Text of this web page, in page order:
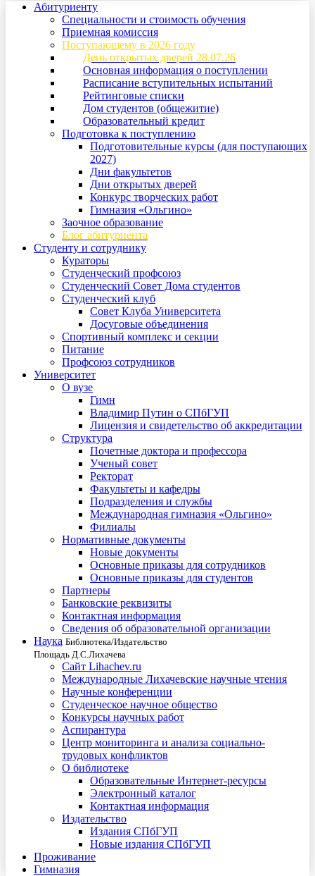
Абитуриенту
Специальности и стоимость обучения
Приемная комиссия
Поступающему в 2026 году
День открытых дверей 28.07.26
Основная информация о поступлении
Расписание вступительных испытаний
Рейтинговые списки
Дом студентов (общежитие)
Образовательный кредит
Подготовка к поступлению
Подготовительные курсы (для поступающих
2027)
Дни факультетов
Дни открытых дверей
Конкурс творческих работ
Гимназия «Ольгино»
Заочное образование
Блог абитуриента
Студенту и сотруднику
Кураторы
Студенческий профсоюз
Студенческий Совет Дома студентов
Студенческий клуб
Совет Клуба Университета
Досуговые объединения
Спортивный комплекс и секции
Питание
Профсоюз сотрудников
Университет
О вузе
Гимн
Владимир Путин о СПбГУП
Лицензия и свидетельство об аккредитации
Структура
Почетные доктора и профессора
Ученый совет
Ректорат
Факультеты и кафедры
Подразделения и службы
Международная гимназия «Ольгино»
Филиалы
Нормативные документы
Новые документы
Основные приказы для сотрудников
Основные приказы для студентов
Партнеры
Банковские реквизиты
Контактная информация
Сведения об образовательной организации
Наука Библиотека/Издательство
Площадь Д.С.Лихачева
Сайт Lihachev.ru
Международные Лихачевские научные чтения
Научные конференции
Студенческое научное общество
Конкурсы научных работ
Аспирантура
Центр мониторинга и анализа социально-
трудовых конфликтов
О библиотеке
Образовательные Интернет-ресурсы
Электронный каталог
Контактная информация
Издательство
Издания СПбГУП
Новые издания СПбГУП
Проживание
Гимназия